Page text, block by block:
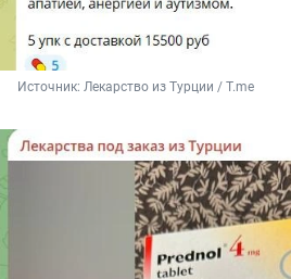
Источник: Лекарство из Турции / T.me